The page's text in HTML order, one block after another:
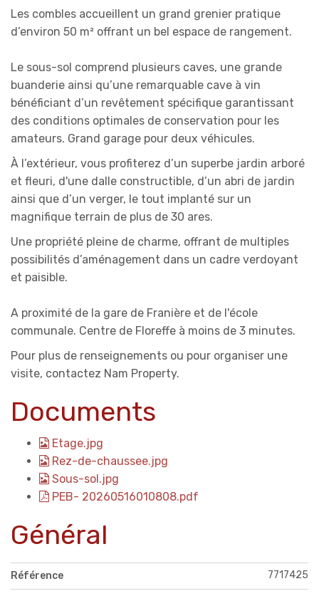
Les combles accueillent un grand grenier pratique
d’environ 50 m² offrant un bel espace de rangement.
Le sous-sol comprend plusieurs caves, une grande
buanderie ainsi qu’une remarquable cave à vin
bénéficiant d’un revêtement spécifique garantissant
des conditions optimales de conservation pour les
amateurs. Grand garage pour deux véhicules.
À l’extérieur, vous profiterez d’un superbe jardin arboré
et fleuri, d'une dalle constructible, d’un abri de jardin
ainsi que d’un verger, le tout implanté sur un
magnifique terrain de plus de 30 ares.
Une propriété pleine de charme, offrant de multiples
possibilités d’aménagement dans un cadre verdoyant
et paisible.
A proximité de la gare de Franière et de l'école
communale. Centre de Floreffe à moins de 3 minutes.
Pour plus de renseignements ou pour organiser une
visite, contactez Nam Property.
Documents
Etage.jpg
Rez-de-chaussee.jpg
Sous-sol.jpg
PEB- 20260516010808.pdf
Général
Référence 7717425